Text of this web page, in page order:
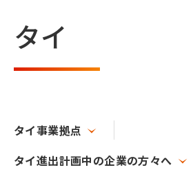
タイ
タイ事業拠点
タイ進出計画中の企業の方々へ